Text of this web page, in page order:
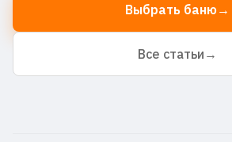
Выбрать баню→
Все статьи →